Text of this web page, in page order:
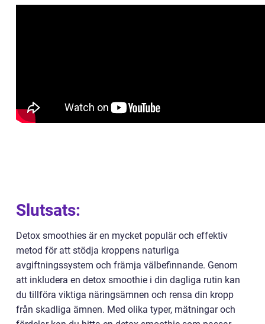
Slutsats:
Detox smoothies är en mycket populär och effektiv
metod för att stödja kroppens naturliga
avgiftningssystem och främja välbefinnande. Genom
att inkludera en detox smoothie i din dagliga rutin kan
du tillföra viktiga näringsämnen och rensa din kropp
från skadliga ämnen. Med olika typer, mätningar och